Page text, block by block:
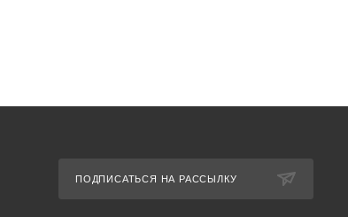
ПОДПИСАТЬСЯ НА РАССЫЛКУ